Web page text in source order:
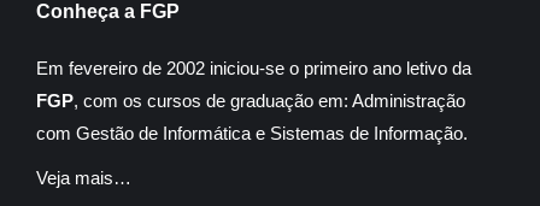
Conheça a FGP
Em fevereiro de 2002 iniciou-se o primeiro ano letivo da
FGP, com os cursos de graduação em: Administração
com Gestão de Informática e Sistemas de Informação.
Veja mais…